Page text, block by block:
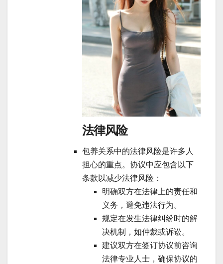
法律风险
包养关系中的法律风险是许多人
担心的重点。协议中应包含以下
条款以减少法律风险：
明确双方在法律上的责任和
义务，避免违法行为。
规定在发生法律纠纷时的解
决机制，如仲裁或诉讼。
建议双方在签订协议前咨询
法律专业人士，确保协议的